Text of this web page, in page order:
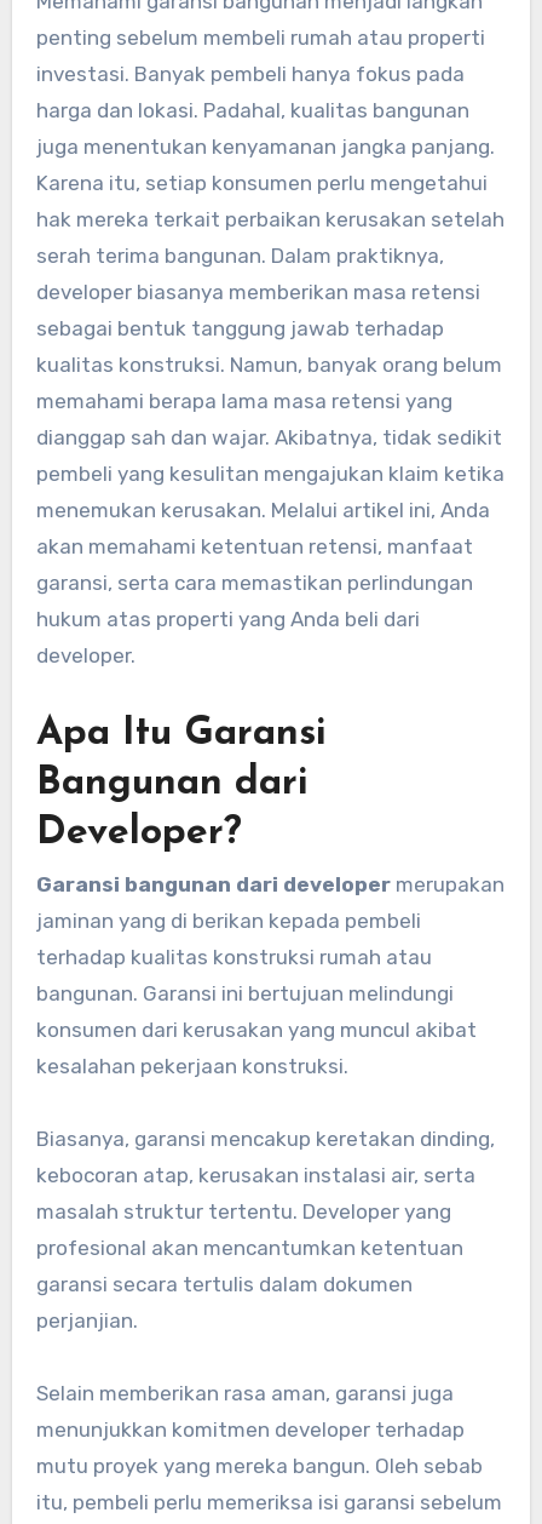
penting sebelum membeli rumah atau properti
investasi. Banyak pembeli hanya fokus pada
harga dan lokasi. Padahal, kualitas bangunan
juga menentukan kenyamanan jangka panjang.
Karena itu, setiap konsumen perlu mengetahui
hak mereka terkait perbaikan kerusakan setelah
serah terima bangunan. Dalam praktiknya,
developer biasanya memberikan masa retensi
sebagai bentuk tanggung jawab terhadap
kualitas konstruksi. Namun, banyak orang belum
memahami berapa lama masa retensi yang
dianggap sah dan wajar. Akibatnya, tidak sedikit
pembeli yang kesulitan mengajukan klaim ketika
menemukan kerusakan. Melalui artikel ini, Anda
akan memahami ketentuan retensi, manfaat
garansi, serta cara memastikan perlindungan
hukum atas properti yang Anda beli dari
developer.
Apa Itu Garansi
Bangunan dari
Developer?
Garansi bangunan dari developermerupakan
jaminan yang di berikan kepada pembeli
terhadap kualitas konstruksi rumah atau
bangunan. Garansi ini bertujuan melindungi
konsumen dari kerusakan yang muncul akibat
kesalahan pekerjaan konstruksi.
Biasanya, garansi mencakup keretakan dinding,
kebocoran atap, kerusakan instalasi air, serta
masalah struktur tertentu. Developer yang
profesional akan mencantumkan ketentuan
garansi secara tertulis dalam dokumen
perjanjian.
Selain memberikan rasa aman, garansi juga
menunjukkan komitmen developer terhadap
mutu proyek yang mereka bangun. Oleh sebab
itu, pembeli perlu memeriksa isi garansi sebelum